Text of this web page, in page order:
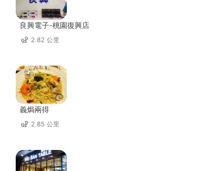
良興電子-桃園復興店
2.82 公里
義焗兩得
2.85 公里